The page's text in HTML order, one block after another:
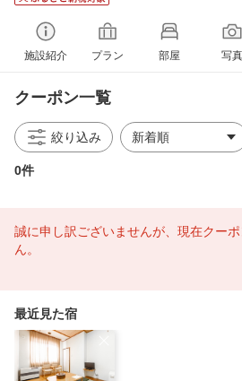
施設紹介 プラン 部屋 写真
クーポン一覧
絞り込み
0件
誠に申し訳ございませんが、現在クー
ん。
最近見た宿